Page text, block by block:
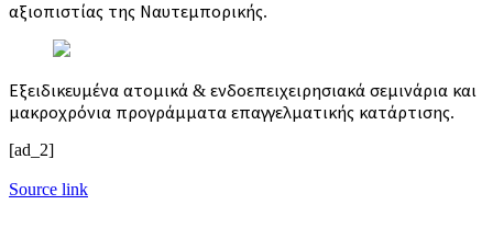
αξιοπιστίας της Ναυτεμπορικής.
Εξειδικευμένα ατομικά & ενδοεπειχειρησιακά σεμινάρια και
μακροχρόνια προγράμματα επαγγελματικής κατάρτισης.
[ad_2]
Source link